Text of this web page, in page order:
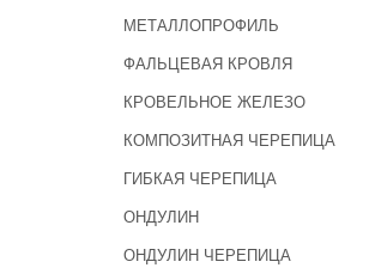
МЕТАЛЛОПРОФИЛЬ
ФАЛЬЦЕВАЯ КРОВЛЯ
КРОВЕЛЬНОЕ ЖЕЛЕЗО
КОМПОЗИТНАЯ ЧЕРЕПИЦА
ГИБКАЯ ЧЕРЕПИЦА
ОНДУЛИН
ОНДУЛИН ЧЕРЕПИЦА